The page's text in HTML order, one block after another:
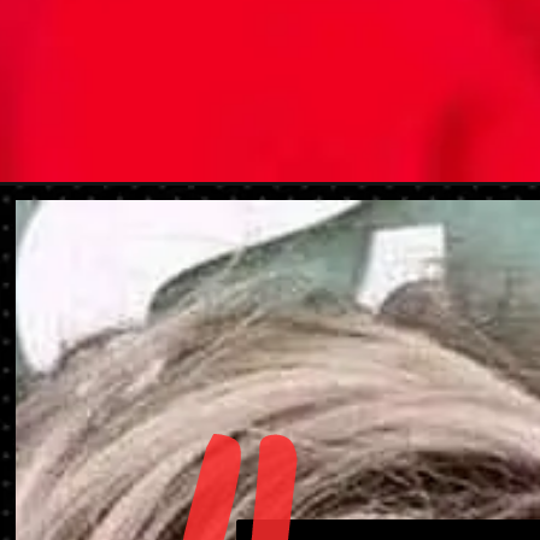
https://danidrops.com.br/es/corte-de-pelo-corto-